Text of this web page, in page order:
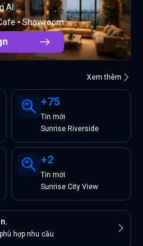
AI
• Showroom
Xem thêm
+75
Tin mới
Sunrise Riverside
+2
Tin mới
Sunrise City View
hợp nhu cầu